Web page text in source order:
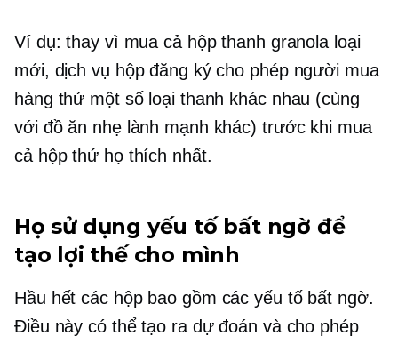
Ví dụ: thay vì mua cả hộp thanh granola loại
mới, dịch vụ hộp đăng ký cho phép người mua
hàng thử một số loại thanh khác nhau (cùng
với đồ ăn nhẹ lành mạnh khác) trước khi mua
cả hộp thứ họ thích nhất.
Họ sử dụng yếu tố bất ngờ để
tạo lợi thế cho mình
Hầu hết các hộp bao gồm các yếu tố bất ngờ.
Điều này có thể tạo ra dự đoán và cho phép